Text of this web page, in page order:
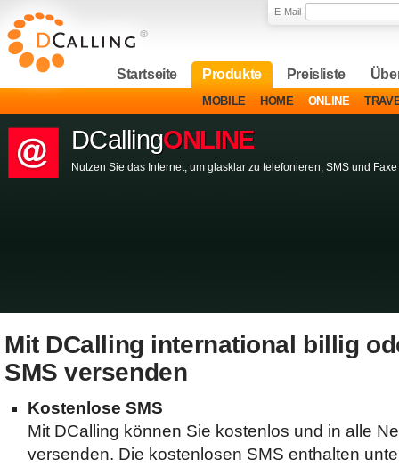
E-Mail
Startseite Produkte
MOBILE HOME ONLINE
Preisliste
DCallingONLINE
Nutzen Sie das Internet, um glasklar zu telefonieren, SMS und
Mit DCalling international billig
SMS versenden
Kostenlose SMS
Mit DCalling können Sie kostenlos und in alle
versenden. Die kostenlosen SMS enthalten